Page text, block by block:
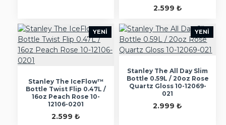
2.599 ₺
YENI
Stanley The IceFlow™
Bottle Twist Flip 0.47L /
16oz Peach Rose 10-
12106-0201
2.599 ₺
YENI
Stanley The All Day Slim
Bottle 0.59L / 20oz Rose
Quartz Gloss 10-12069-
021
2.999 ₺